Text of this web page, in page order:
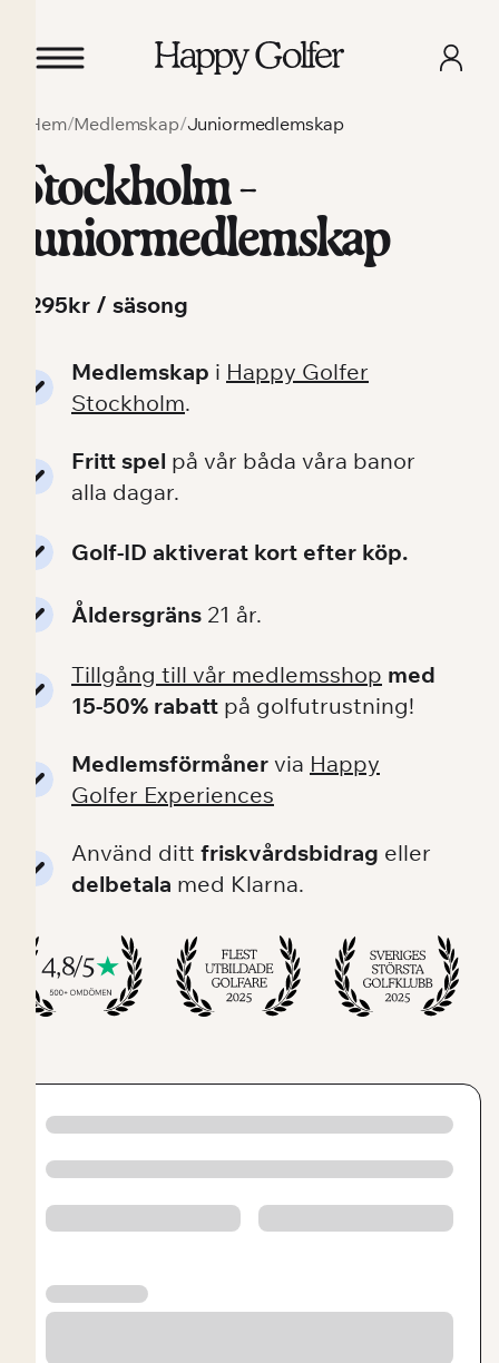
Hem/Medlemskap/Juniormedlemskap
Stockholm -
Juniormedlemskap
1295kr / säsong
Medlemskap i Happy Golfer
Stockholm.
Fritt spel på vår båda våra banor
alla dagar.
Golf-ID aktiverat kort efter köp.
Åldersgräns 21 år.
Tillgång till vår medlemsshop med
15-50% rabatt på golfutrustning!
Medlemsförmåner via Happy
Golfer Experiences
Använd ditt friskvårdsbidrag eller
delbetala med Klarna.